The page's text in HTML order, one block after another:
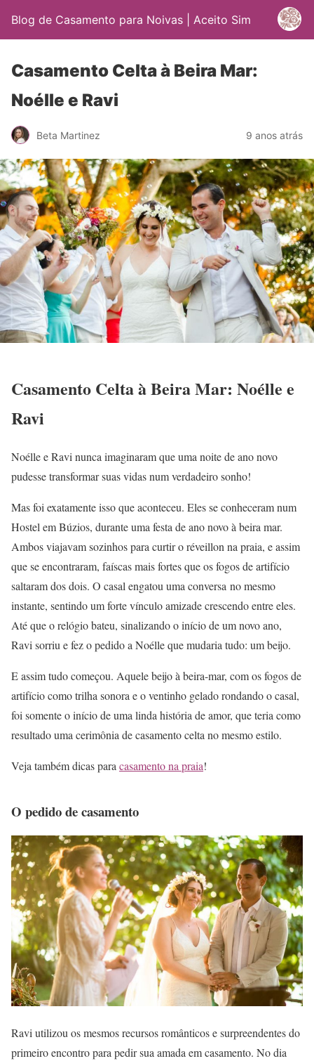
Blog de Casamento para Noivas | Aceito Sim
Casamento Celta à Beira Mar:
Noélle e Ravi
Beta Martinez 9 anos atrás
Casamento Celta à Beira Mar: Noélle e
Ravi
Noélle e Ravi nunca imaginaram que uma noite de ano novo
pudesse transformar suas vidas num verdadeiro sonho!
Mas foi exatamente isso que aconteceu. Eles se conheceram num
Hostel em Búzios, durante uma festa de ano novo à beira mar.
Ambos viajavam sozinhos para curtir o réveillon na praia, e assim
que se encontraram, faíscas mais fortes que os fogos de artifício
saltaram dos dois. O casal engatou uma conversa no mesmo
instante, sentindo um forte vínculo amizade crescendo entre eles.
Até que o relógio bateu, sinalizando o início de um novo ano,
Ravi sorriu e fez o pedido a Noélle que mudaria tudo: um beijo.
E assim tudo começou. Aquele beijo à beira-mar, com os fogos de
artifício como trilha sonora e o ventinho gelado rondando o casal,
foi somente o início de uma linda história de amor, que teria como
resultado uma cerimônia de casamento celta no mesmo estilo.
Veja também dicas para casamento na praia!
O pedido de casamento
Ravi utilizou os mesmos recursos românticos e surpreendentes do
primeiro encontro para pedir sua amada em casamento. No dia